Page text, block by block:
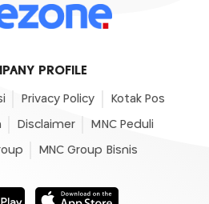
PROFILE
Privacy Policy Kotak Pos
Disclaimer MNC Peduli
MNC Group Bisnis